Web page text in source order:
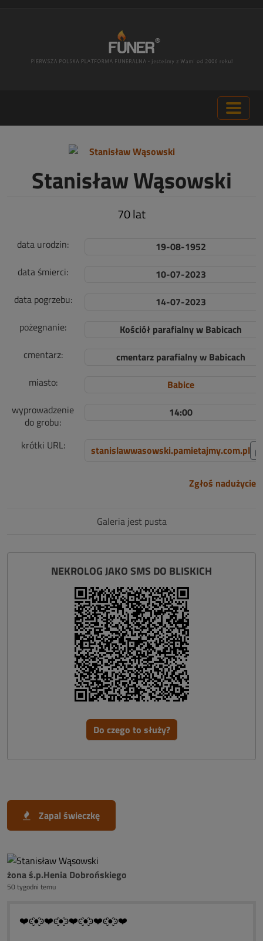
Stanisław Wąsowski
70 lat
data urodzin:
19-08-1952
data śmierci:
10-07-2023
data pogrzebu:
14-07-2023
pożegnanie:
Kościół parafialny w Babicach
cmentarz:
cmentarz parafialny w Babicach
miasto:
Babice
wyprowadzenie
do grobu:
14:00
krótki URL: stanislawwasowski.pamietajmy.com.pl
Zgłoś nadużycie
Galeria jest pusta
NEKROLOG JAKO SMS DO BLISKICH
Do czego to służy?
Zapal świeczkę
żona ś.p.Henia Dobrońskiego
50 tygodni temu
❤️ͼ̮̑●̮̑ͽ❤️ͼ̮̑●̮̑ͽ❤️ͼ̮̑●̮̑ͽ❤️ͼ̮̑●̮̑ͽ❤️